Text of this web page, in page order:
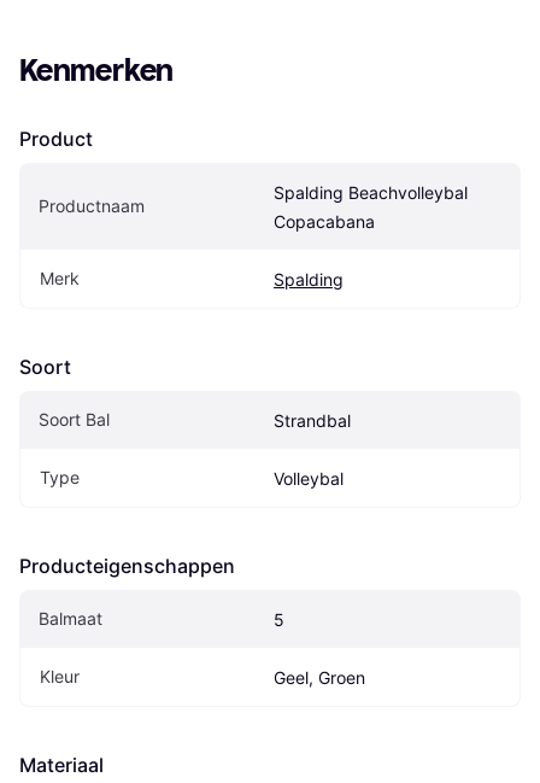
Kenmerken
Product
Productnaam
Spalding Beachvolleybal
Copacabana
Merk Spalding
Soort
Soort Bal Strandbal
Type Volleybal
Producteigenschappen
Balmaat 5
Kleur Geel, Groen
Materiaal